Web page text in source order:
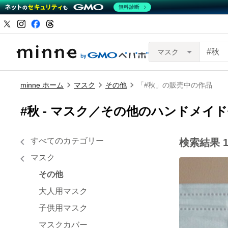
マスク
minne ホーム マスク その他 「#秋」の販売中の作品
#秋 - マスク／その他のハンドメイ
すべてのカテゴリー
マスク
その他
大人用マスク
子供用マスク
マスクカバー
検索結果
無料診断